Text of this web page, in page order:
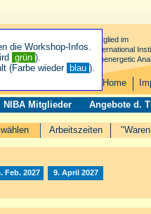
Mitglied im
International
Bioenergetic
Home
NIBA Mitglieder Angebote d.
Arbeitszeiten
Feb. 2027 9. April 2027
die Workshop-Infos.
grün ).
(Farbe wieder blau ).